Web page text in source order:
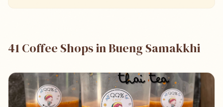
41 Coffee Shops in Bueng Samakkhi